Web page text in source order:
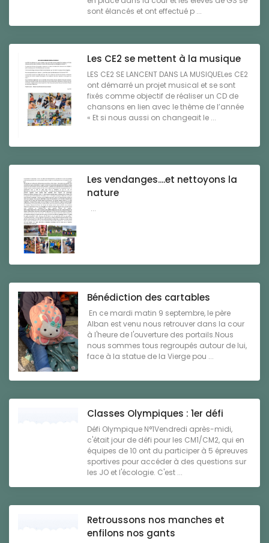
sont élancés et ont effectué p ...
Les CE2 se mettent à la musique
LES CE2 SE LANCENT DANS LA MUSIQUELes CE2
ont démarré un projet musical et se sont
fixés comme objectif de réaliser un CD de
chansons en lien avec le thème de l’année
« Et si nous aussi on changeait le ...
Les vendanges....et nettoyons la
nature
...
Bénédiction des cartables
En ce mardi matin 9 septembre, le père
Alban est venu nous retrouver dans la cour
à l'heure de l'ouverture des portails.Nous
nous sommes tous regroupés autour de lui,
face à la statue de la Vierge pou ...
Classes Olympiques : 1er défi
Défi Olympique N°1Vendredi après-midi,
c'était jour de défi pour les CM1/CM2, qui en
équipes de 10 ont du participer à 5 épreuves
sportives pour accéder à des questions sur
les JO et l'écologie. C'est ...
Retroussons nos manches et
enfilons nos gants